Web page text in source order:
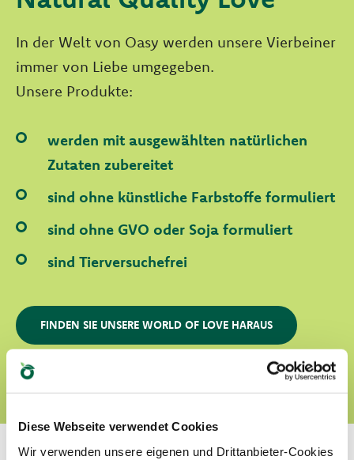
Diese Webseite verwendet Cookies
Wir verwenden unsere eigenen und Drittanbieter-Cookies
In der Welt von Oasy werden unsere Vierbeiner
immer von Liebe umgegeben.
Unsere Produkte:
werden mit ausgewählten natürlichen
Zutaten zubereitet
sind ohne künstliche Farbstoffe formuliert
sind ohne GVO oder Soja formuliert
sind Tierversuchefrei
FINDEN SIE UNSERE WORLD OF LOVE HARAUS